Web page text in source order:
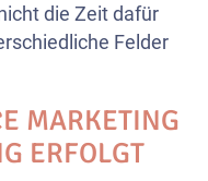
die Zeit dafür
Felder
MARKETING
ERFOLGT